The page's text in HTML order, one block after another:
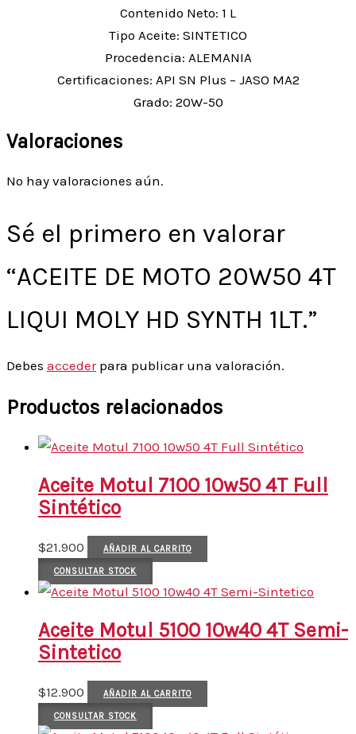
Contenido Neto: 1 L
Tipo Aceite: SINTETICO
Procedencia: ALEMANIA
Certificaciones: API SN Plus – JASO MA2
Grado: 20W-50
Valoraciones
No hay valoraciones aún.
Sé el primero en valorar
“ACEITE DE MOTO 20W50 4T
LIQUI MOLY HD SYNTH 1LT.”
Debes accederpara publicar una valoración.
Productos relacionados
Aceite Motul 7100 10w50 4T Full
Sintético
$21.900 AÑADIR AL CARRITO
CONSULTAR STOCK
Aceite Motul 5100 10w40 4T Semi-
Sintetico
$12.900 AÑADIR AL CARRITO
CONSULTAR STOCK